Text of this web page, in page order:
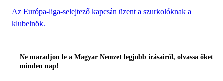
Az Európa-liga-selejtező kapcsán üzent a szurkolóknak a
klubelnök.
Ne maradjon le a Magyar Nemzet legjobb írásairól, olvassa őket
minden nap!